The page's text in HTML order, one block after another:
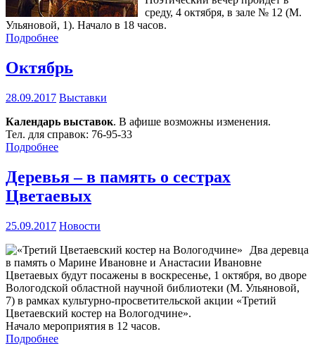
среду, 4 октября, в зале № 12 (М.
Ульяновой, 1). Начало в 18 часов.
Подробнее
Октябрь
28.09.2017 Выставки
Календарь выставок. В афише возможны изменения.
Тел. для справок: 76-95-33
Подробнее
Деревья – в память о сестрах
Цветаевых
25.09.2017 Новости
Два деревца
в память о Марине Ивановне и Анастасии Ивановне
Цветаевых будут посажены в воскресенье, 1 октября, во дворе
Вологодской областной научной библиотеки (М. Ульяновой,
7) в рамках культурно-просветительской акции «Третий
Цветаевский костер на Вологодчине».
Начало мероприятия в 12 часов.
Подробнее